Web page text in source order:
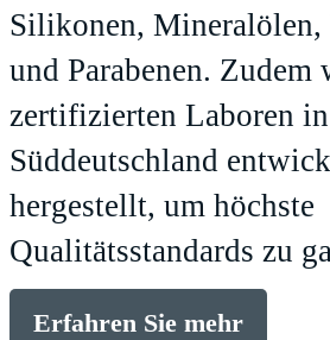
Silikonen, Mineralölen,
und Parabenen. Zudem
zertifizierten Laboren in
Süddeutschland
hergestellt, um höchste
Qualitätsstandards zu
Erfahren Sie mehr